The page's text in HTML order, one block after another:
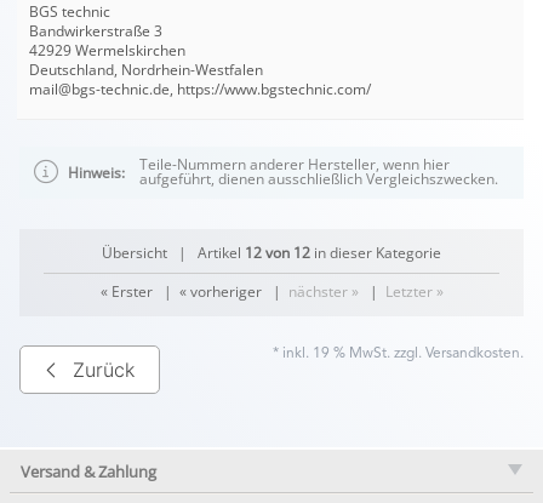
BGS technic
Bandwirkerstraße 3
42929 Wermelskirchen
Deutschland, Nordrhein-Westfalen
mail@bgs-technic.de, https://www.bgstechnic.com/
Hinweis: Teile-Nummern anderer Hersteller, wenn hier
aufgeführt, dienen ausschließlich Vergleichszwecken.
Übersicht | Artikel 12 von 12 in dieser Kategorie
« Erster| « vorheriger| nächster »| Letzter »
Zurück
* inkl. 19 % MwSt. zzgl. Versandkosten.
Versand & Zahlung